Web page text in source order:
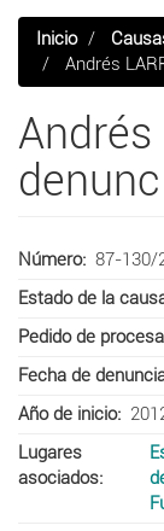
Inicio
Andrés
Andrés
Número
87-130/
Estado de la
Pedido de
Fecha de
Año de inicio
Lugares
asociados